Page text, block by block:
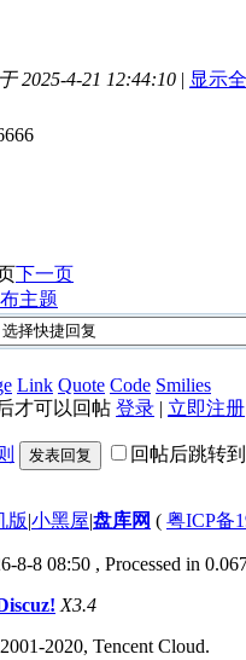
2025-4-21 12:44:10 | 显示
下一页
主题
Link Quote Code Smilies
才可以回帖 登录 | 立即注册
发表回复 回帖后跳转
版|小黑屋|盘库网 ( 粤ICP备
8-8 08:50 , Processed in
X3.4
2020, Tencent Cloud.